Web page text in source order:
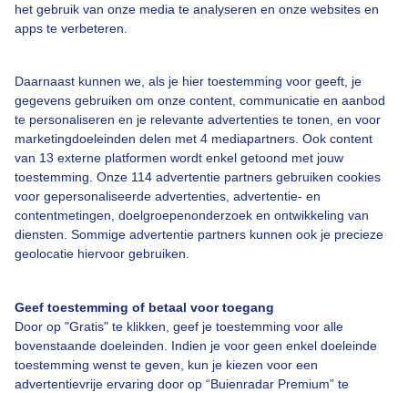
het gebruik van onze media te analyseren en onze websites en
apps te verbeteren.
Daarnaast kunnen we, als je hier toestemming voor geeft, je
gegevens gebruiken om onze content, communicatie en aanbod
te personaliseren en je relevante advertenties te tonen, en voor
marketingdoeleinden delen met 4 mediapartners. Ook content
van 13 externe platformen wordt enkel getoond met jouw
toestemming. Onze 114 advertentie partners gebruiken cookies
voor gepersonaliseerde advertenties, advertentie- en
contentmetingen, doelgroepenonderzoek en ontwikkeling van
diensten. Sommige advertentie partners kunnen ook je precieze
geolocatie hiervoor gebruiken.
Geef toestemming of betaal voor toegang
Door op "Gratis" te klikken, geef je toestemming voor alle
bovenstaande doeleinden. Indien je voor geen enkel doeleinde
toestemming wenst te geven, kun je kiezen voor een
advertentievrije ervaring door op “Buienradar Premium” te
Over Buienradar
Bedrijfsgegevens
Contact
Toegankelijkheid
Gebruikersvoorwaarden